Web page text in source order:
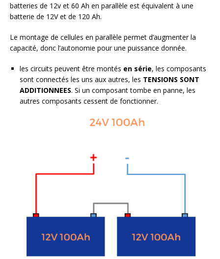
batteries de 12v et 60 Ah en parallèle est équivalent à une
batterie de 12V et de 120 Ah.
Le montage de cellules en parallèle permet d’augmenter la
capacité, donc l’autonomie pour une puissance donnée.
les circuits peuvent être montés en série, les composants
sont connectés les uns aux autres, les TENSIONS SONT
ADDITIONNEES. Si un composant tombe en panne, les
autres composants cessent de fonctionner.